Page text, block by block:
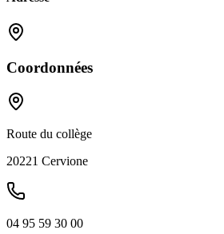
Coordonnées
Route du collège
20221 Cervione
04 95 59 30 00